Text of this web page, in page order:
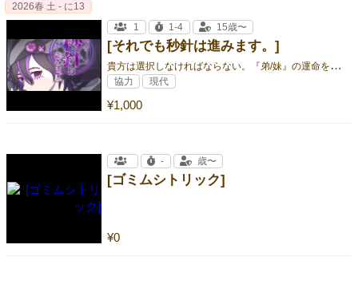
[それでも秒針は進みます。]
貴
方は選択しなければならない。『弟/妹』の運命を決める為に。
¥1,000
2026春 土 - に13
1
1-4 15歳〜
協力 現代
[ゴミムシトリック]
¥0
- 歳〜